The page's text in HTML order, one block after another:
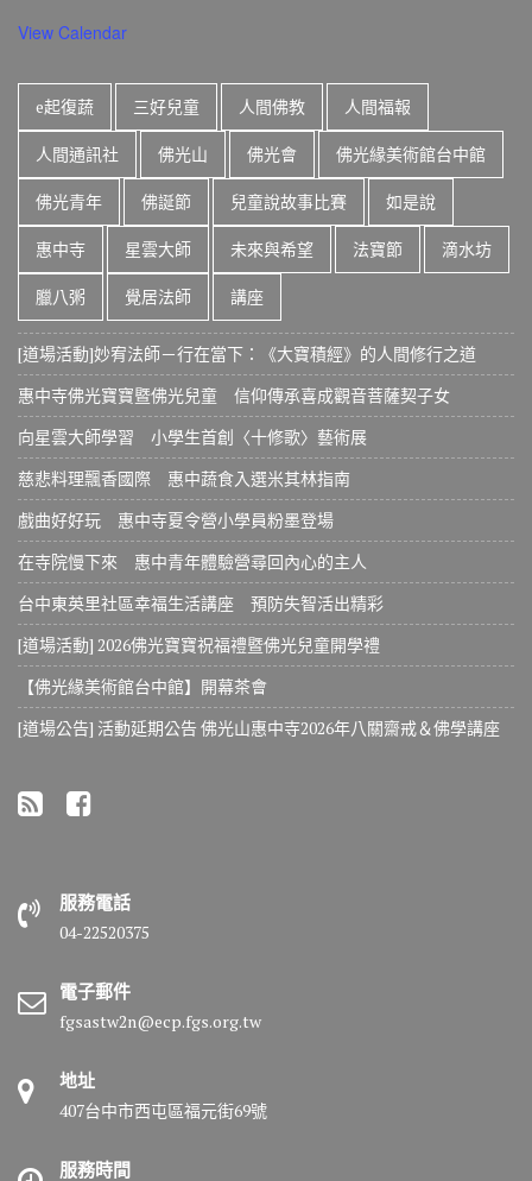
View Calendar
e起復蔬 三好兒童 人間佛教 人間福報
人間通訊社 佛光山 佛光會 佛光緣美術館台中館
佛光青年 佛誕節 兒童說故事比賽 如是說
惠中寺 星雲大師 未來與希望 法寶節 滴水坊
臘八粥 覺居法師 講座
[道場活動]妙宥法師－行在當下：《大寶積經》的人間修行之道
惠中寺佛光寶寶暨佛光兒童 信仰傳承喜成觀音菩薩契子女
向星雲大師學習 小學生首創〈十修歌〉藝術展
慈悲料理飄香國際 惠中蔬食入選米其林指南
戲曲好好玩 惠中寺夏令營小學員粉墨登場
在寺院慢下來 惠中青年體驗營尋回內心的主人
台中東英里社區幸福生活講座 預防失智活出精彩
[道場活動] 2026佛光寶寶祝福禮暨佛光兒童開學禮
【佛光緣美術館台中館】開幕茶會
[道場公告] 活動延期公告 佛光山惠中寺2026年八關齋戒＆佛學講座
服務電話
04-22520375
電子郵件
fgsastw2n@ecp.fgs.org.tw
地址
407台中市西屯區福元街69號
服務時間